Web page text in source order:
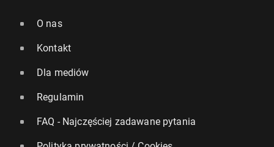
O nas
Kontakt
Dla mediów
Regulamin
FAQ - Najczęściej zadawane pytania